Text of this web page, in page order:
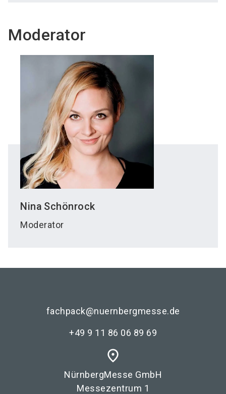
Moderator
Nina Schönrock
Moderator
fachpack@nuernbergmesse.de
+49 9 11 86 06 89 69
place
NürnbergMesse GmbH
Messezentrum 1